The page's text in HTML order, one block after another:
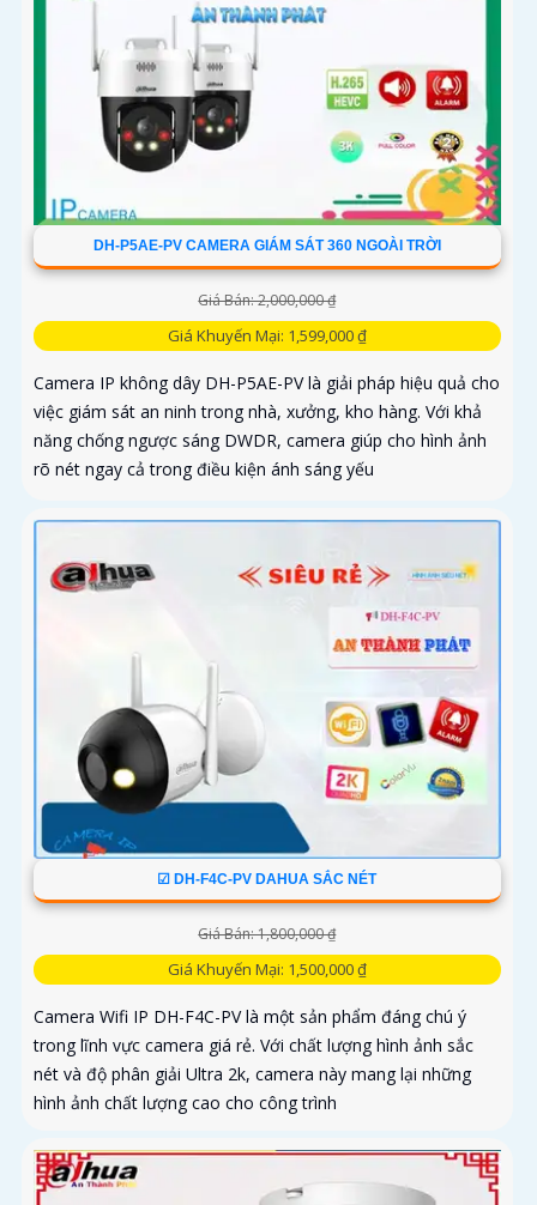
DH-P5AE-PV CAMERA GIÁM SÁT 360 NGOÀI TRỜI
Giá Bán: 2,000,000 ₫
Giá Khuyến Mại: 1,599,000 ₫
Camera IP không dây DH-P5AE-PV là giải pháp hiệu quả cho
việc giám sát an ninh trong nhà, xưởng, kho hàng. Với khả
năng chống ngược sáng DWDR, camera giúp cho hình ảnh
rõ nét ngay cả trong điều kiện ánh sáng yếu
☑ DH-F4C-PV DAHUA SẮC NÉT
Giá Bán: 1,800,000 ₫
Giá Khuyến Mại: 1,500,000 ₫
Camera Wifi IP DH-F4C-PV là một sản phẩm đáng chú ý
trong lĩnh vực camera giá rẻ. Với chất lượng hình ảnh sắc
nét và độ phân giải Ultra 2k, camera này mang lại những
hình ảnh chất lượng cao cho công trình